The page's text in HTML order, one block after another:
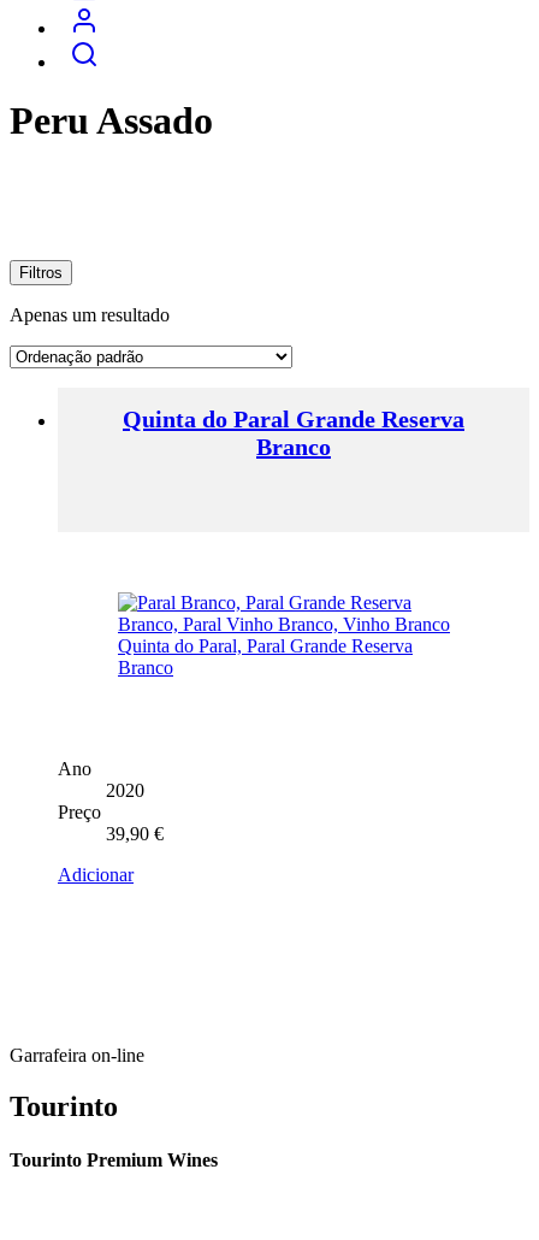
Peru Assado
Filtros
Apenas um resultado
Quinta do Paral Grande Reserva
Branco
Ano
2020
Preço
39,90 €
Adicionar
Garrafeira on-line
Tourinto
Tourinto Premium Wines